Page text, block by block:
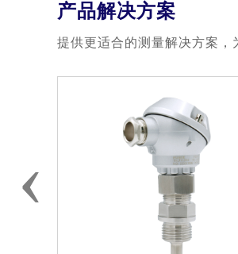
产品解决方案
提供更适合的测量解决方案，
‹